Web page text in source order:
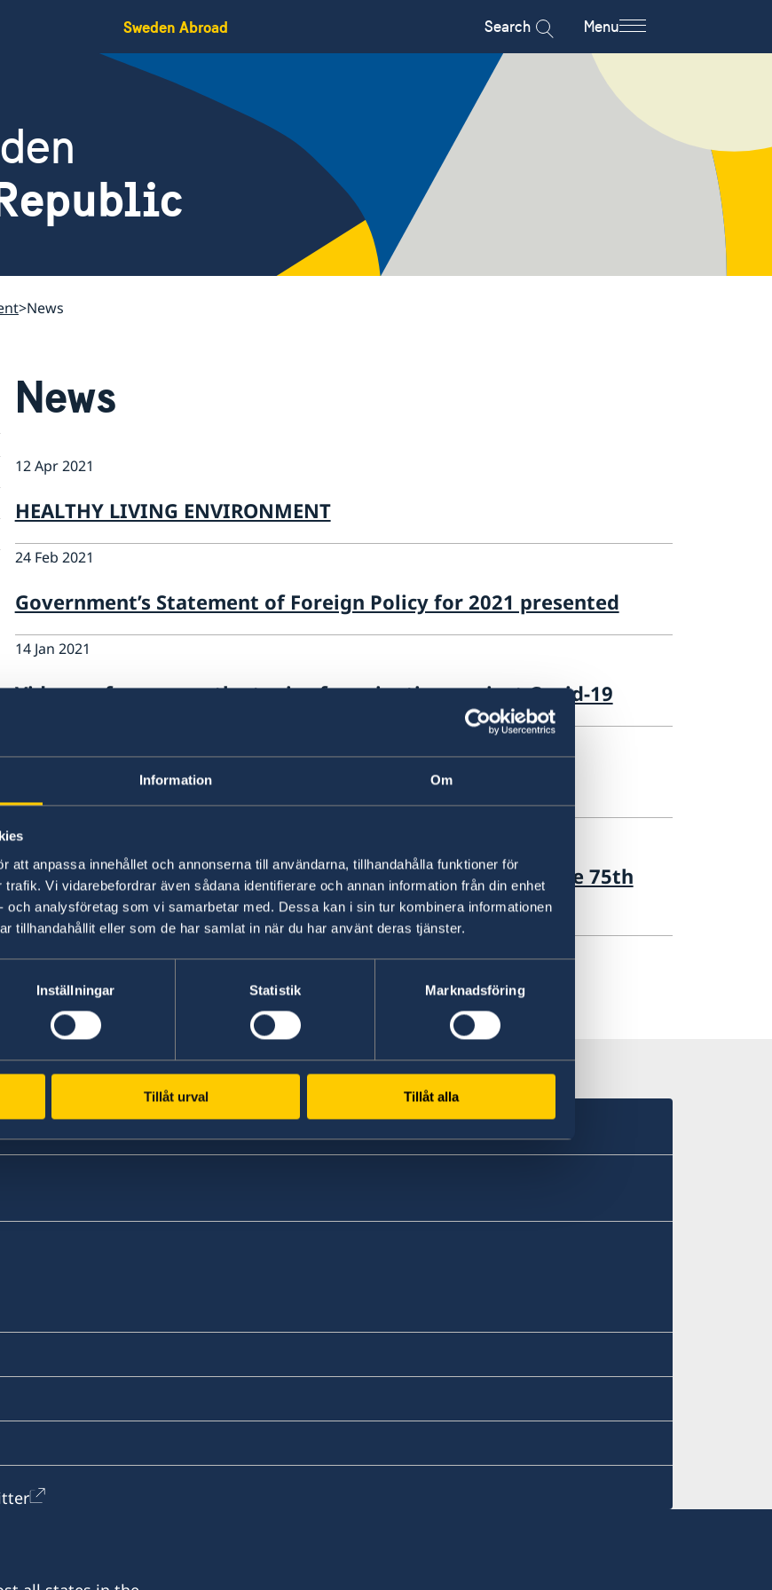
Information Om
att anpassa innehållet och annonserna till användarna, tillhandahålla funktioner för
Vi vidarebefordrar även sådana identifierare och annan information från din enhet
och analysföretag som vi samarbetar med. Dessa kan i sin tur kombinera informationen
tillhandahållit eller som de har samlat in när du har använt deras tjänster.
Inställningar Statistik Marknadsföring
Tillåt urval Tillåt alla
Sweden Abroad Search Menu
News
News
12 Apr 2021
HEALTHY LIVING ENVIRONMENT
24 Feb 2021
Government’s Statement of Foreign Policy for 2021 presented
14 Jan 2021
Videoconference on the topic of vaccination against Covid-19
Season's greetings
26 Sep 2020
Address by PM Stefan Löfven at the General Debate of the 75th
Session of the General Assembly of the UN
« 1 ... 3 4 5 6 7 »